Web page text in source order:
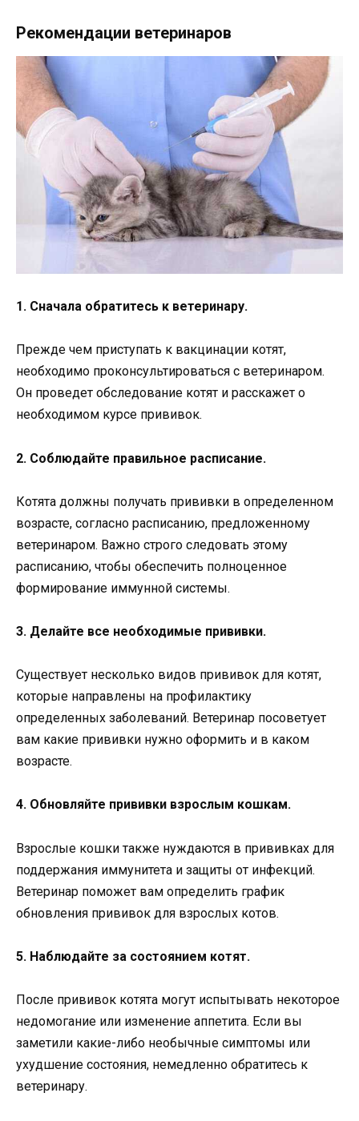
Рекомендации ветеринаров
1. Сначала обратитесь к ветеринару.
Прежде чем приступать к вакцинации котят,
необходимо проконсультироваться с ветеринаром.
Он проведет обследование котят и расскажет о
необходимом курсе прививок.
2. Соблюдайте правильное расписание.
Котята должны получать прививки в определенном
возрасте, согласно расписанию, предложенному
ветеринаром. Важно строго следовать этому
расписанию, чтобы обеспечить полноценное
формирование иммунной системы.
3. Делайте все необходимые прививки.
Существует несколько видов прививок для котят,
которые направлены на профилактику
определенных заболеваний. Ветеринар посоветует
вам какие прививки нужно оформить и в каком
возрасте.
4. Обновляйте прививки взрослым кошкам.
Взрослые кошки также нуждаются в прививках для
поддержания иммунитета и защиты от инфекций.
Ветеринар поможет вам определить график
обновления прививок для взрослых котов.
5. Наблюдайте за состоянием котят.
После прививок котята могут испытывать некоторое
недомогание или изменение аппетита. Если вы
заметили какие-либо необычные симптомы или
ухудшение состояния, немедленно обратитесь к
ветеринару.